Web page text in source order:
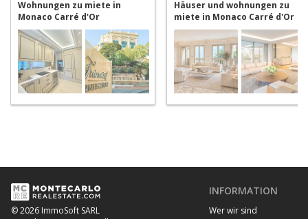
Wohnungen zu miete in
Monaco Carré d'Or
Häuser und wohnungen zu
miete in Monaco Carré d'Or
© 2026 ImmoSoft SARL
INFORMATION
Wer wir sind